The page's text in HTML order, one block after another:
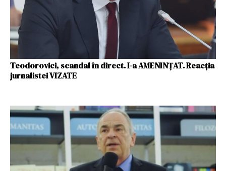
Teodorovici, scandal în direct. I-a AMENINȚAT. Reacția
jurnalistei VIZATE